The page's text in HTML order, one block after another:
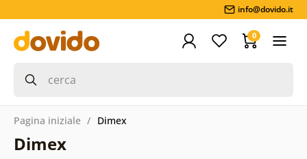
info@dovido.it
0
Pagina iniziale Dimex
Dimex